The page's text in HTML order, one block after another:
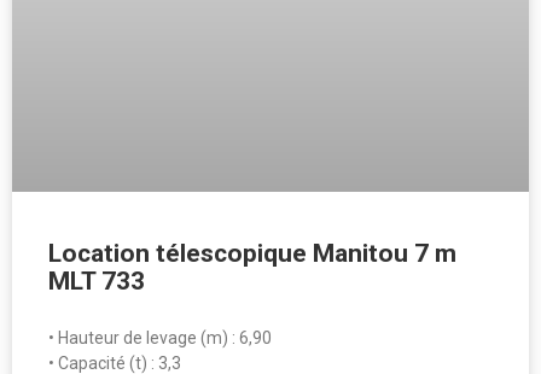
Location télescopique Manitou 7 m
MLT 733
• Hauteur de levage (m) : 6,90
• Capacité (t) : 3,3